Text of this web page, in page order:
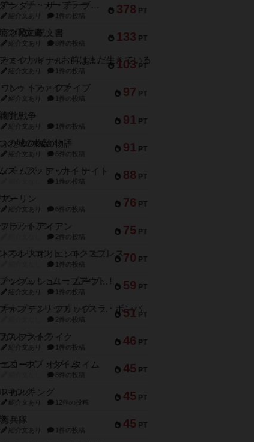
378 PT
アンダー・ザ・テーブラー
紹介文あり 1件の投稿
133 PT
宵と暁の呪文書
紹介文あり 8件の投稿
103 PT
セミファイナル ～お前はまだ生きている～
紹介文あり 1件の投稿
97 PT
ワン・トゥ・ファイブ
紹介文あり 1件の投稿
91 PT
南北戦争
紹介文あり 1件の投稿
91 PT
ふたつの城の物語
紹介文あり 6件の投稿
88 PT
ノームズ・アット・ナイト
1件の投稿
76 PT
マーリン
紹介文あり 6件の投稿
75 PT
フラットアイアン
2件の投稿
70 PT
トランスオリエント・エクスプレス
1件の投稿
59 PT
アンブッシュ！：ムーブアウト！
紹介文あり 1件の投稿
51 PT
キャプテン・フリップ：イスラ・ボンバ
2件の投稿
46 PT
ガルフストライク
紹介文あり 1件の投稿
45 PT
エコーズ・オブ・タイム
8件の投稿
45 PT
スカルキング
紹介文あり 12件の投稿
45 PT
海兵隊
紹介文あり 1件の投稿